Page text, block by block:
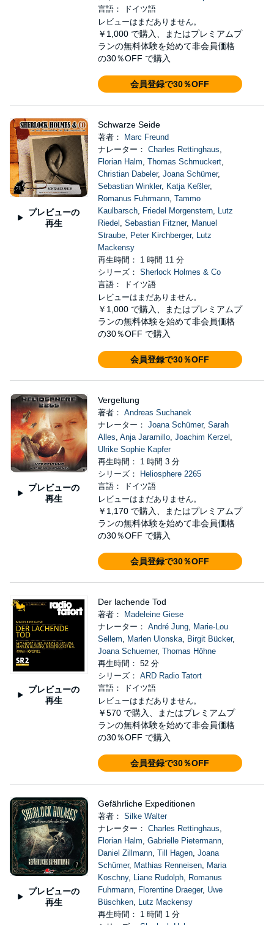
言語： ドイツ語
レビューはまだありません。
￥1,000 で購入、またはプレミアムプ
ランの無料体験を始めて非会員価格
の30％OFF で購入
会員登録で30％OFF
プレビューの
再生
Schwarze Seide
著者：
Marc Freund
ナレーター： Charles Rettinghaus,
Florian Halm, Thomas Schmuckert,
Christian Dabeler, Joana Schümer,
Sebastian Winkler, Katja Keßler,
Romanus Fuhrmann, Tammo
Kaulbarsch, Friedel Morgenstern, Lutz
Riedel , Sebastian Fitzner, Manuel
Straube, Peter Kirchberger, Lutz
Mackensy
再生時間： 1 時間 11 分
シリーズ： Sherlock Holmes & Co
言語： ドイツ語
レビューはまだありません。
￥1,000 で購入、またはプレミアムプ
ランの無料体験を始めて非会員価格
の30％OFF で購入
会員登録で30％OFF
プレビューの
再生
Vergeltung
著者： Andreas Suchanek
ナレーター： Joana Schümer, Sarah
Alles, Anja Jaramillo, Joachim Kerzel ,
Ulrike Sophie Kapfer
再生時間： 1 時間 3 分
シリーズ：
Heliosphere 2265
言語： ドイツ語
レビューはまだありません。
￥1,170 で購入、またはプレミアムプ
ランの無料体験を始めて非会員価格
の30％OFF で購入
会員登録で30％OFF
プレビューの
再生
Der lachende Tod
著者：
Madeleine Giese
ナレーター： André Jung, Marie-Lou
Sellem, Marlen Ulonska, Birgit Bücker,
Joana Schuemer, Thomas Höhne
再生時間： 52 分
シリーズ： ARD Radio Tatort
言語： ドイツ語
レビューはまだありません。
￥570 で購入、またはプレミアムプ
ランの無料体験を始めて非会員価格
の30％OFF で購入
会員登録で30％OFF
プレビューの
再生
Gefährliche Expeditionen
著者： Silke Walter
ナレーター： Charles Rettinghaus,
Florian Halm, Gabrielle Pietermann,
Daniel Zillmann, Till Hagen, Joana
Schümer, Mathias Renneisen, Maria
Koschny, Liane Rudolph, Romanus
Fuhrmann, Florentine Draeger, Uwe
Büschken, Lutz Mackensy
再生時間： 1 時間 1 分